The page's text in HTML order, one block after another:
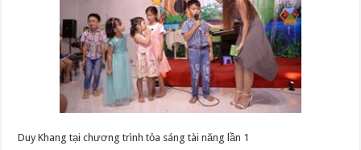
Duy Khang tại chương trình tỏa sáng tài năng lần 1